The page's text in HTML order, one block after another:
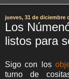
jueves, 31 de diciembre
Los
listos para
Sigo con los
turno de